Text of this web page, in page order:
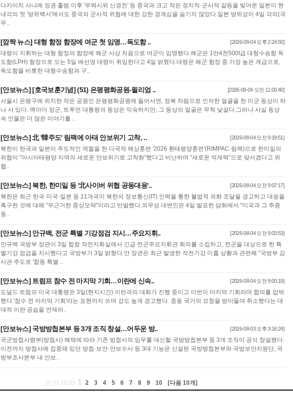
다카이치 사나에 정권 출범 이후 '무력시위 신경전' 등 중국과 크고 작은 정치적·군사적 갈등을 빚어온 일본이 현
내각의 첫 '방위백서'에서도 중국의 군사적 위협에 대한 강한 경계심을 숨기지 않았다.일본 방위성이 4일 각의(국
무..
[깜짝 뉴스] 대형 함정 함장에 여군 첫 임명…독도함 .. [2026-08-04 오후 2:24:50]
대령이 지휘하는 대형 함정의 함장에 해군 사상 처음으로 여군이 임명됐다.해군은 1만4천500t급 대형수송함 독
도함(LPH) 함장으로 오는 5일 배선영 대령이 취임한다고 4일 밝혔다.대령은 해군 함장 중 가장 높은 계급으로,
독도함을 비롯한 대형수송함과 구..
[안보뉴스] [호국보훈기념] (51) 은평평화공원-윌리엄 .. [2026-08-04 오전 11:00:40]
서울시 은평구에 위치한 작은 공원인 은평평화공원에 들어서면, 정복 차림으로 인자한 얼굴을 한 미군 동상이 하
나 서 있다. 맥아더 장군, 트루먼 대통령의 동상은 익숙하지만, 그 동상의 얼굴은 무척 낯설다.그러나 사실 동상
속 인물은 더 많은 이야기를 ..
[안보뉴스] 北 '韓주도' 림팩에 아태 안보위기 고착, .. [2026-08-04 오전 9:19:51]
북한이 한국과 일본이 주도적인 역할을 한 다국적 해상훈련 '2026 환태평양훈련'(RIMPAC·림팩)으로 한미일의
위협이 "아시아태평양 지역의 새로운 안보위기로 고착화"했다고 비난하며 "새로운 억제력"으로 맞서겠다고 위
협..
[안보뉴스] 북한, 한미일 등 '北사이버 위협 공동대응'.. [2026-08-04 오전 9:07:17]
북한은 최근 한국·미국·일본 등 11개국이 북한의 정보통신(IT) 인력을 통한 불법적 외화 조달을 경고하고 대응을
촉구한 것에 대해 "무근거한 중상모략"이라고 반발했다.외무성 대변인은 4일 발표한 담화에서 "미국과 그 추종
동..
[안보뉴스] 안규백, 전군 특별 기강점검 지시…주요지휘.. [2026-08-04 오전 9:03:53]
안규백 국방부 장관이 3일 합참 작전지휘실에서 긴급 전군주요지휘관 회의를 소집하고, 전군을 대상으로 한 특
별기강 점검을 지시했다고 국방부가 3일 밝혔다.안 장관은 최근 발생한 작전기강 미흡 상황과 관련해 "국방부 감
사관 주도로 '합동 특별 ..
[안보뉴스] 트럼프 참수 전 마지막 기회…이란에 신속.. [2026-08-04 오전 9:00:19]
도널드 트럼프 미국 대통령은 3일(현지시간) 이란과의 대화가 진행 중이고 이번이 마지막 기회라며 합의를 압박
했다.'참수 전 마지막 기회'라는 표현까지 쓰며 강도 높게 경고했다. 중동 국가의 요청을 받아들여 취소했다는 대
대적 이란 공습을 언제라..
[안보뉴스] 국방방첩본부 등 3개 조직 창설…어두운 방.. [2026-08-03 오후 3:16:24]
국군방첩사령부(방첩사) 해체에 따라 기존 방첩사의 임무를 대신할 국방방첩본부 등 3개 조직이 공식 창설됐다.
이전까지 방첩사에 집중돼 있던 방첩·보안·안보수사 등 3대 기능은 신설된 국방방첩본부와 국방보안지원단, 국
방부조사본부 내 안보..
[이전 10개] 1 2 3 4 5 6 7 8 9 10 [다음 10개]